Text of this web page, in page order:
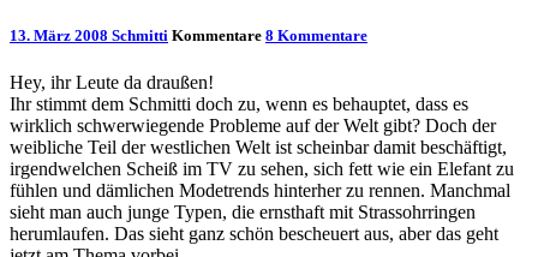
13. März 2008 Schmitti Kommentare 8 Kommentare
Hey, ihr Leute da draußen!
Ihr stimmt dem Schmitti doch zu, wenn es behauptet, dass es
wirklich schwerwiegende Probleme auf der Welt gibt? Doch der
weibliche Teil der westlichen Welt ist scheinbar damit beschäftigt,
irgendwelchen Scheiß im TV zu sehen, sich fett wie ein Elefant zu
fühlen und dämlichen Modetrends hinterher zu rennen. Manchmal
sieht man auch junge Typen, die ernsthaft mit Strassohrringen
herumlaufen. Das sieht ganz schön bescheuert aus, aber das geht